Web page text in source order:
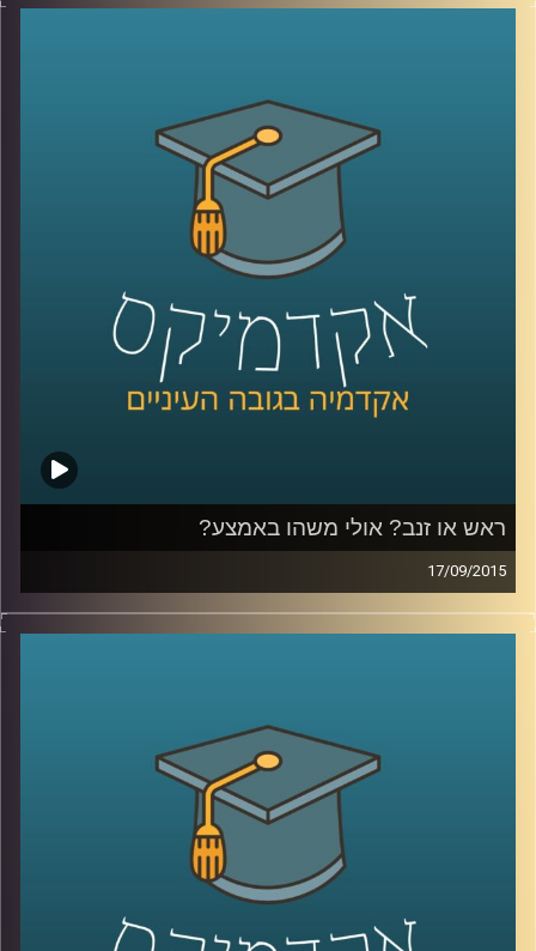
מידע. האחריות תועיל במניעת עבירות כגון
פלישה למידע אישי, הורדות לא חוקיות
ושימושים לא רצויים אחרים, אבל יש לזה גם
צדדים בעיתיים (כנראה שהבחנתם באחד או
קרדיט תמונות: AudioVersity
ראש או זנב? אולי משהו באמצע?
17/09/2015
דוקטור גבריאלה ברזין וגיל מרקוביץ קוראות יחד
יש לשאוף, אותה יש לזהות ולתרגל באופן שונה
מאדם לאדם, המידה המבלבלת, שכדאי להכיר
לקראת השנה החדשה. המידה האמצעית
מלמדת אותנו, בין היתר, על מורכבות הנפש ועל
הביטוי השגור בתרבות היהודית "לפנים משורת